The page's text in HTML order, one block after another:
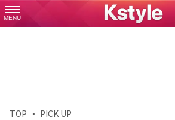
MENU
TOP PICK UP